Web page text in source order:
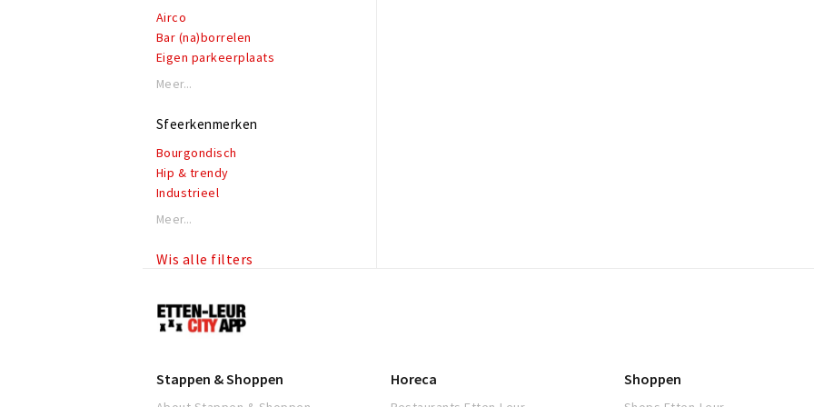
Kindermenu
(Keuze)menu
private dining
Seizoensproducten
Shared dining
Thuis bezorgen
Veganistisch
Vegetarisch
Bezorgen
Airco
Bar (na)borrelen
Eigen parkeerplaats
Garderobe
Rolstoeltoegankelijk
Kindvriendelijk
Private dining
Rookruimte
Reserveren mogelijk
Te huur voor privé gelegenheden
Meer...
Sfeerkenmerken
Bourgondisch
Hip & trendy
Industrieel
Klassiek
Romantisch
Zakelijk & formeel
Meer...
Wis alle filters
Etten-
Leur
Stappen & Shoppen Horeca Shoppen